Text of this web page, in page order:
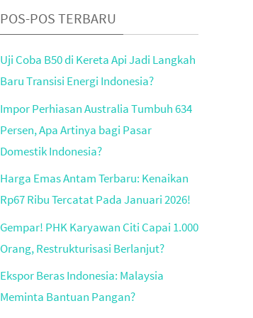
POS-POS TERBARU
Uji Coba B50 di Kereta Api Jadi Langkah
Baru Transisi Energi Indonesia?
Impor Perhiasan Australia Tumbuh 634
Persen, Apa Artinya bagi Pasar
Domestik Indonesia?
Harga Emas Antam Terbaru: Kenaikan
Rp67 Ribu Tercatat Pada Januari 2026!
Gempar! PHK Karyawan Citi Capai 1.000
Orang, Restrukturisasi Berlanjut?
Ekspor Beras Indonesia: Malaysia
Meminta Bantuan Pangan?